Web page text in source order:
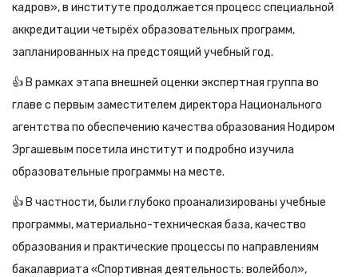
кадров», в институте продолжается процесс специальной
аккредитации четырёх образовательных программ,
запланированных на предстоящий учебный год.
👍 В рамках этапа внешней оценки экспертная группа во
главе с первым заместителем директора Национального
агентства по обеспечению качества образования Нодиром
Эргашевым посетила институт и подробно изучила
образовательные программы на месте.
👍 В частности, были глубоко проанализированы учебные
программы, материально-техническая база, качество
образования и практические процессы по направлениям
бакалавриата «Спортивная деятельность: волейбол»,